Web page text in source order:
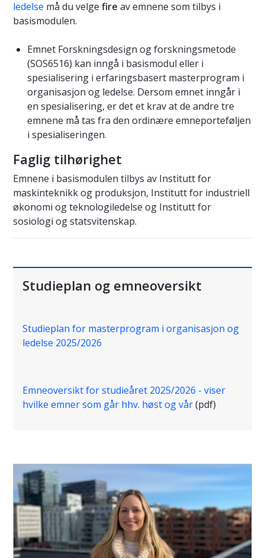
ledelse må du velge fire av emnene som tilbys i
basismodulen.
Emnet Forskningsdesign og forskningsmetode
(SOS6516) kan inngå i basismodul eller i
spesialisering i erfaringsbasert masterprogram i
organisasjon og ledelse. Dersom emnet inngår i
en spesialisering, er det et krav at de andre tre
emnene må tas fra den ordinære emneporteføljen
i spesialiseringen.
Faglig tilhørighet
Emnene i basismodulen tilbys av Institutt for
maskinteknikk og produksjon, Institutt for industriell
økonomi og teknologiledelse og Institutt for
sosiologi og statsvitenskap.
Studieplan og emneoversikt
Studieplan for masterprogram i organisasjon og
ledelse 2025/2026
Emneoversikt for studieåret 2025/2026 - viser
hvilke emner som går hhv. høst og vår(pdf)